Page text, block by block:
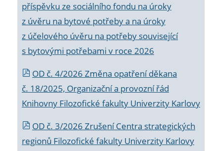
příspěvku ze sociálního fondu na úroky
z úvěru na bytové potřeby a na úroky
z účelového úvěru na potřeby související
s bytovými potřebami v roce 2026
OD č. 4/2026 Změna opatření děkana
č. 18/2025, Organizační a provozní řád
Knihovny Filozofické fakulty Univerzity Karlovy
OD č. 3/2026 Zrušení Centra strategických
regionů Filozofické fakulty Univerzity Karlovy